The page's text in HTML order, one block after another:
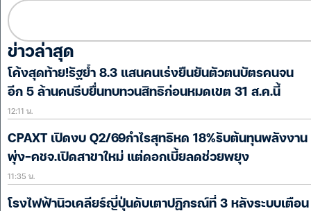
ข่าวล่าสุด
โค้งสุดท้าย!รัฐย้ำ 8.3 แสนคนเร่งยืนยันตัวตนบัตรคนจน
อีก 5 ล้านคนรีบยื่นทบทวนสิทธิก่อนหมดเขต 31 ส.ค.นี้
12:11 น.
CPAXT เปิดงบ Q2/69กำไรสุทธิหด 18%รับต้นทุนพลังงาน
พุ่ง-คชจ.เปิดสาขาใหม่ แต่ดอกเบี้ยลดช่วยพยุง
11:35 น.
โรงไฟฟ้านิวเคลียร์ญี่ปุ่นดับเตาปฏิกรณ์ที่ 3 หลังระบบเตือน